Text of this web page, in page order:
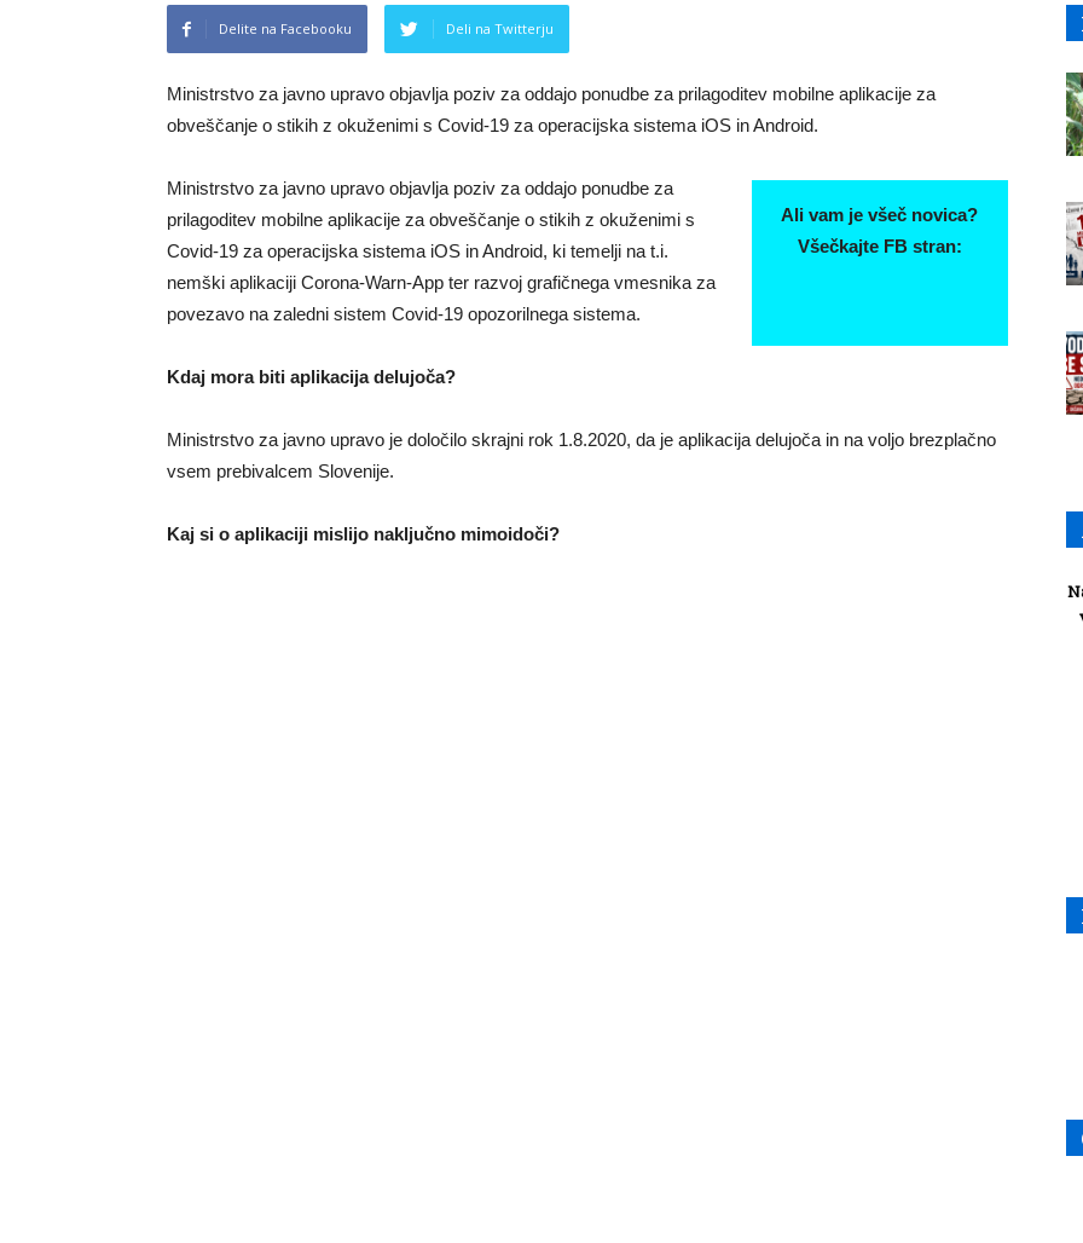
Delite na Facebooku Deli na Twitterju
Ministrstvo za javno upravo objavlja poziv za oddajo ponudbe za prilagoditev mobilne aplikacije za
obveščanje o stikih z okuženimi s Covid-19 za operacijska sistema iOS in Android.
Ali vam je všeč novica?
Všečkajte FB stran:
Ministrstvo za javno upravo objavlja poziv za oddajo ponudbe za
prilagoditev mobilne aplikacije za obveščanje o stikih z okuženimi s
Covid-19 za operacijska sistema iOS in Android, ki temelji na t.i.
nemški aplikaciji Corona-Warn-App ter razvoj grafičnega vmesnika za
povezavo na zaledni sistem Covid-19 opozorilnega sistema.
Kdaj mora biti aplikacija delujoča?
Ministrstvo za javno upravo je določilo skrajni rok 1.8.2020, da je aplikacija delujoča in na voljo brezplačno
vsem prebivalcem Slovenije.
Kaj si o aplikaciji mislijo naključno mimoidoči?